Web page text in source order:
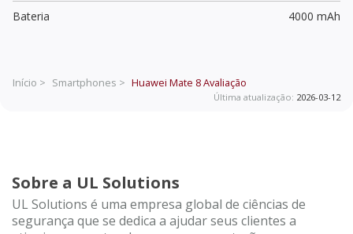
Bateria
4000 mAh
Início > Smartphones > Huawei Mate 8Avaliação
Última atualização: 2026-03-12
Sobre a UL Solutions
UL Solutions é uma empresa global de ciências de
segurança que se dedica a ajudar seus clientes a